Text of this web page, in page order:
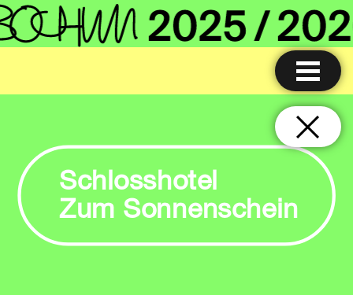
Schlosshotel
Zum Sonnenschein